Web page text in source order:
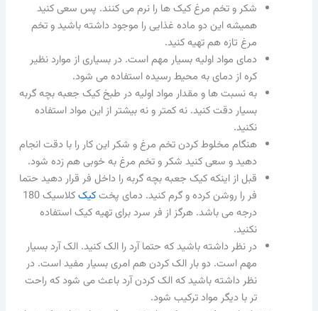
شکر و تخم مرغ کیک ها را نرم می کنند. پس سعی کنید
همیشه این دو ماده غذایی را موجود داشته باشید و تخم
مرغ تازه هم تهیه کنید.
دمای مواد اولیه بسیار مهم است. در بسیاری از موارد نظیر
کره از دمای به محیط رسیده استفاده می شود.
به نسبت ها و مقدار مواد اولیه در طبخ کیک جعبه بچه گربه
بسیار دقت کنید. نه کمتر و نه بیشتر از این مواد استفاده
نکنید.
هنگام مخلوط کردن تخم مرغ و شکر این کار را با دقت انجام
دهید و سعی کنید شکر و تخم مرغ به خوبی هم زده شود.
قبل از اینکه کیک جعبه بچه گربه را داخل فر قرار دهید حتما
فر را روشن کرده و گرم کنید. دمای پختکیک
کلاسیک 180
درجه می باشد. هرگز از فر سرد برای تهیه کیک استفاده
نکنید.
در نظر داشته باشید که حتما آرد را الک کنید. الک آرد بسیار
مهم است. دو بار الک کردن هم امری بسیار مفید است. در
نظر داشته باشید که الک کردن آرد باعث می شود که راحت
تر با دیگر مواد ترکیب شود.